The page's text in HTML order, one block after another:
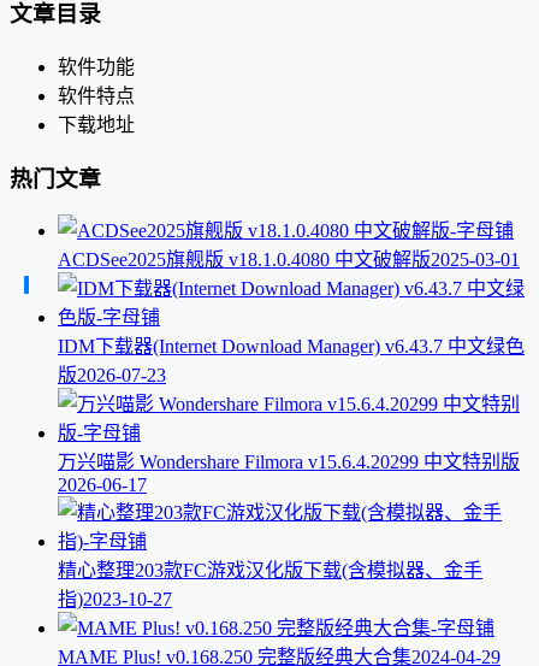
文章目录
软件功能
软件特点
下载地址
热门文章
ACDSee2025旗舰版 v18.1.0.4080 中文破解版2025-03-01
IDM下载器(Internet Download Manager) v6.43.7 中文绿色
版2026-07-23
万兴喵影 Wondershare Filmora v15.6.4.20299 中文特别版
2026-06-17
精心整理203款FC游戏汉化版下载(含模拟器、金手
指)2023-10-27
MAME Plus! v0.168.250 完整版经典大合集2024-04-29